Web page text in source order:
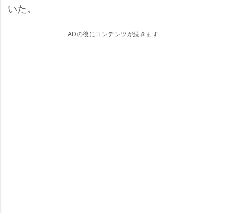
いた。
ADの後にコンテンツが続きます